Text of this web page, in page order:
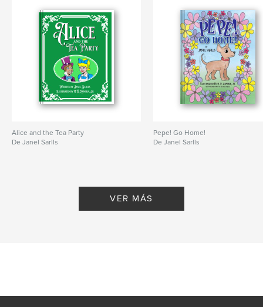
Alice and the Tea Party
De Janel Sarlls
Pepe! Go Home!
De Janel Sarlls
VER MÁS